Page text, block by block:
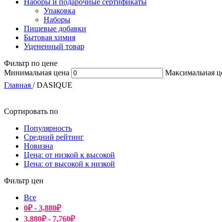
Упаковка
Наборы
Пищевые добавки
Бытовая химия
Уцененный товар
Фильтр по цене
Минимальная цена
Максимальная
Главная / DASIQUE
Сортировать по
Популярность
Средний рейтинг
Новизна
Цена: от низкой к высокой
Цена: от высокой к низкой
Фильтр цен
Все
0₽- 3,880₽
3,880₽- 7,760₽